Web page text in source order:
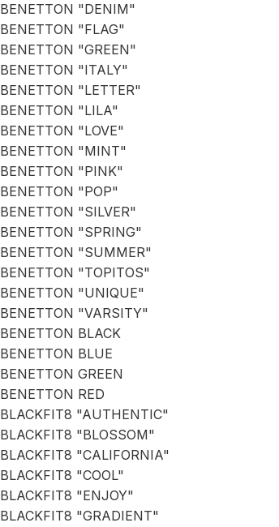
BENETTON "DENIM"
BENETTON "FLAG"
BENETTON "GREEN"
BENETTON "ITALY"
BENETTON "LETTER"
BENETTON "LILA"
BENETTON "LOVE"
BENETTON "MINT"
BENETTON "PINK"
BENETTON "POP"
BENETTON "SILVER"
BENETTON "SPRING"
BENETTON "SUMMER"
BENETTON "TOPITOS"
BENETTON "UNIQUE"
BENETTON "VARSITY"
BENETTON BLACK
BENETTON BLUE
BENETTON GREEN
BENETTON RED
BLACKFIT8 "AUTHENTIC"
BLACKFIT8 "BLOSSOM"
BLACKFIT8 "CALIFORNIA"
BLACKFIT8 "COOL"
BLACKFIT8 "ENJOY"
BLACKFIT8 "GRADIENT"